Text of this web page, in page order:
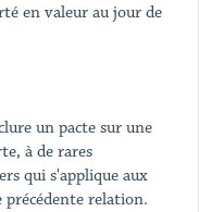
en valeur au jour de
un pacte sur une
à de rares
qui s'applique aux
précédente relation.